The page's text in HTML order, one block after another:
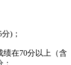
)；
绩在70分以上（含